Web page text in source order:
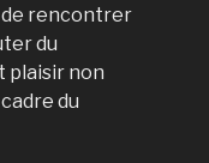
de rencontrer
du
plaisir non
du